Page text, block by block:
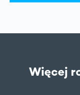
Więcej